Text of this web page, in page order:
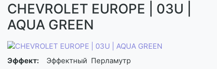
CHEVROLET EUROPE | 03U |
AQUA GREEN
Эффект: Эффектный Перламутр